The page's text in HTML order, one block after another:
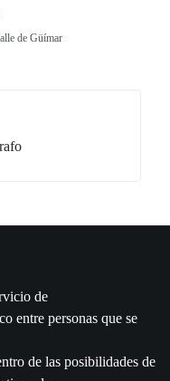
de Güímar
de
entre personas que se
de las posibilidades de